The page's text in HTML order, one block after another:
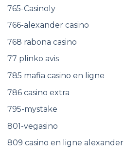
765-Casinoly
766-alexander casino
768 rabona casino
77 plinko avis
785 mafia casino en ligne
786 casino extra
795-mystake
801-vegasino
809 casino en ligne alexander